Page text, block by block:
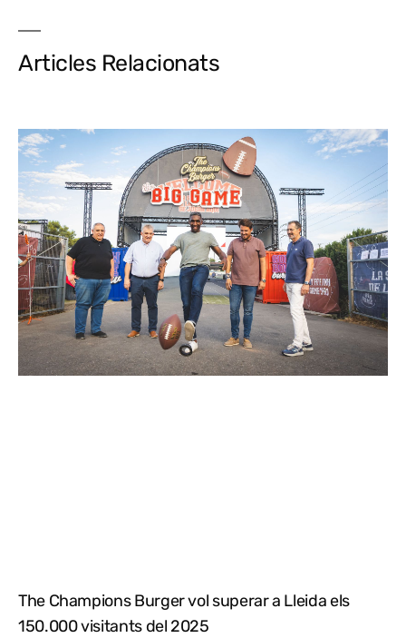
Articles Relacionats
The Champions Burger vol superar a Lleida els
150.000 visitants del 2025